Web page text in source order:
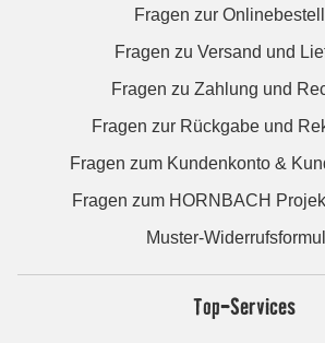
Fragen zur
Fragen zu Versand und
Fragen zu Zahlung und
Fragen zur Rückgabe und
Fragen zum Kundenkonto &
Fragen zum HORNBACH
Muster-
Top-Services